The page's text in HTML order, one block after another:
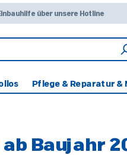
über unsere Hotline
Pflege & Reparatur &
Baujahr